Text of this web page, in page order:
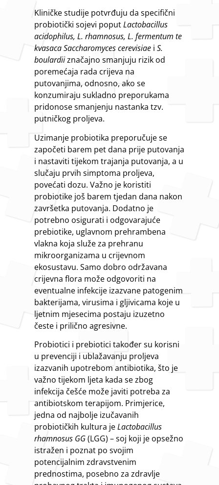
Kliničke studije potvrđuju da specifični
probiotički sojevi poputLactobacillus
acidophilus, L. rhamnosus, L. fermentum te
kvasaca Saccharomyces cerevisiae iS.
boulardiiznačajno smanjuju rizik od
poremećaja rada crijeva na
putovanjima, odnosno, ako se
konzumiraju sukladno preporukama
pridonose smanjenju nastanka tzv.
putničkog proljeva.
Uzimanje probiotika preporučuje se
započeti barem pet dana prije putovanja
i nastaviti tijekom trajanja putovanja, a u
slučaju prvih simptoma proljeva,
povećati dozu. Važno je koristiti
probiotike još barem tjedan dana nakon
završetka putovanja. Dodatno je
potrebno osigurati i odgovarajuće
prebiotike, uglavnom prehrambena
vlakna koja služe za prehranu
mikroorganizama u crijevnom
ekosustavu. Samo dobro održavana
crijevna flora može odgovoriti na
eventualne infekcije izazvane patogenim
bakterijama, virusima i gljivicama koje u
ljetnim mjesecima postaju izuzetno
česte i prilično agresivne.
Probiotici i prebiotici također su korisni
u prevenciji i ublažavanju proljeva
izazvanih upotrebom antibiotika, što je
važno tijekom ljeta kada se zbog
infekcija češće može javiti potreba za
antibiotskom terapijom. Primjerice,
jedna od najbolje izučavanih
probiotičkih kultura jeLactobacillus
rhamnosus GG(LGG) – soj koji je opsežno
istražen i poznat po svojim
potencijalnim zdravstvenim
prednostima, posebno za zdravlje